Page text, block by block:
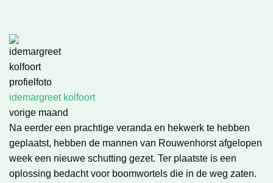
idemargreet kolfoort
vorige maand
Na eerder een prachtige veranda en hekwerk te hebben
geplaatst, hebben de mannen van Rouwenhorst afgelopen
week een nieuwe schutting gezet. Ter plaatste is een
oplossing bedacht voor boomwortels die in de weg zaten.